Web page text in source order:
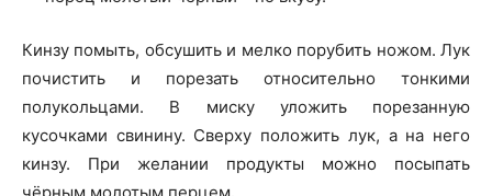
Кинзу помыть, обсушить и мелко порубить ножом. Лук
почистить и порезать относительно тонкими
полукольцами. В миску уложить порезанную
кусочками свинину. Сверху положить лук, а на него
кинзу. При желании продукты можно посыпать